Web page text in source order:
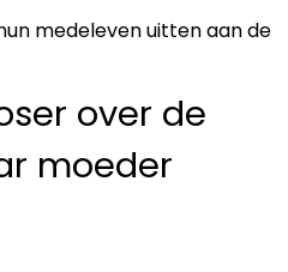
medeleven uitten aan de
over de
moeder